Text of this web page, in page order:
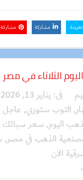
تغريدة مشاركة مشاركة
في مصر 13-1- 2025
فى: يناير 13, 2026
, التوب ستوري, عاجل
اليوم, سعر سبائك
الذهب في مصر,
الان